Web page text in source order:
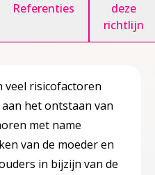
Referenties
deze
richtlijn
veel risicofactoren
het ontstaan van
met name
van de moeder en
in bijzijn van de